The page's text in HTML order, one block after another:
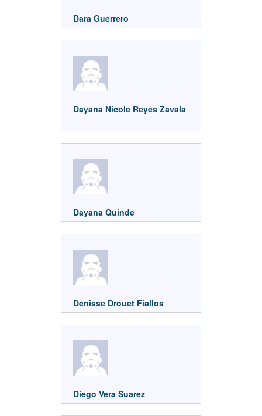
Dara Guerrero
Dayana Nicole Reyes Zavala
Dayana Quinde
Denisse Drouet Fiallos
Diego Vera Suarez